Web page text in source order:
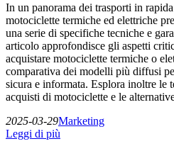
In un panorama dei trasporti in
motociclette termiche ed elettriche
una serie di specifiche tecniche e
articolo approfondisce gli aspetti
acquistare motociclette termiche o
comparativa dei modelli più diffusi
sicura e informata. Esplora inoltre le
acquisti di motociclette e le
2025-03-29Marketing
Leggi di più